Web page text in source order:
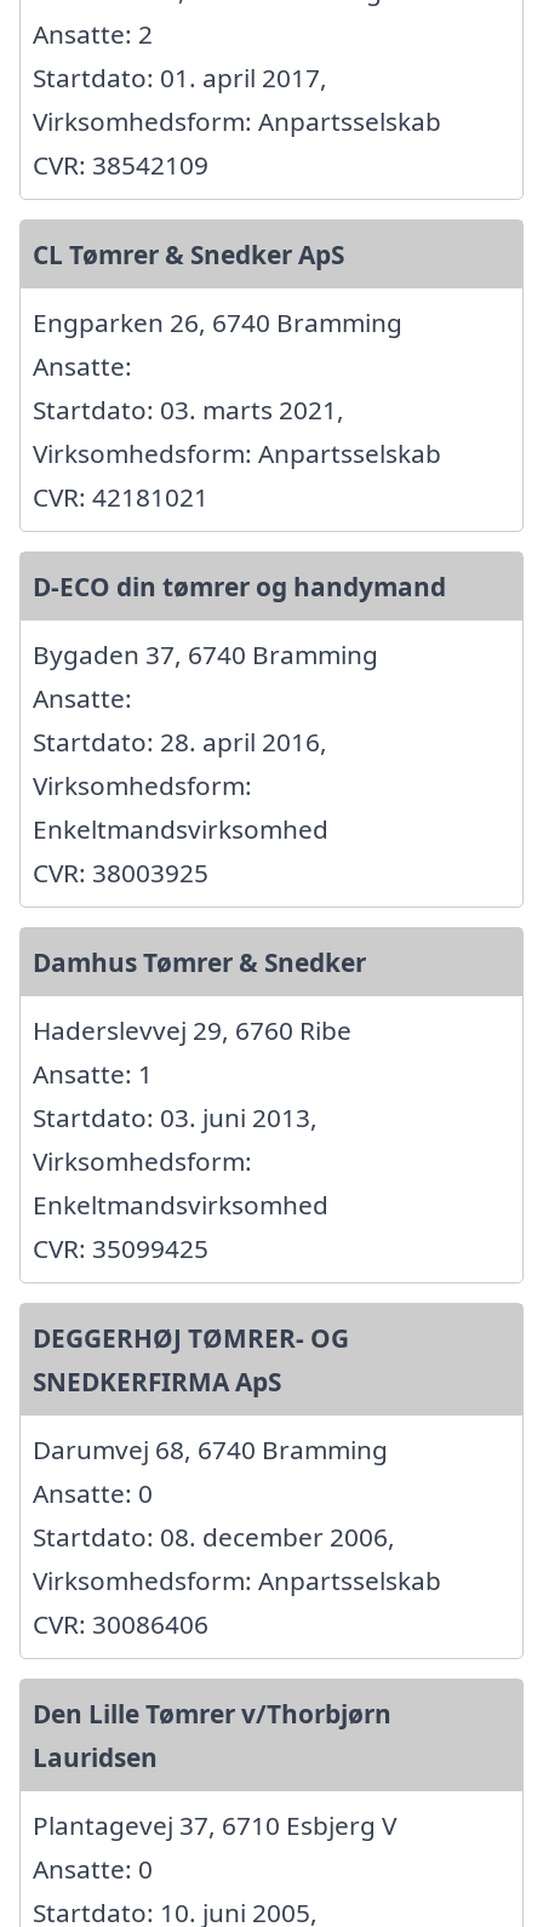
Ansatte: 2
Startdato: 01. april 2017,
Virksomhedsform: Anpartsselskab
CVR: 38542109
CL Tømrer & Snedker ApS
Engparken 26, 6740 Bramming
Ansatte:
Startdato: 03. marts 2021,
Virksomhedsform: Anpartsselskab
CVR: 42181021
D-ECO din tømrer og handymand
Bygaden 37, 6740 Bramming
Ansatte:
Startdato: 28. april 2016,
Virksomhedsform:
Enkeltmandsvirksomhed
CVR: 38003925
Damhus Tømrer & Snedker
Haderslevvej 29, 6760 Ribe
Ansatte: 1
Startdato: 03. juni 2013,
Virksomhedsform:
Enkeltmandsvirksomhed
CVR: 35099425
DEGGERHØJ TØMRER- OG
SNEDKERFIRMA ApS
Darumvej 68, 6740 Bramming
Ansatte: 0
Startdato: 08. december 2006,
Virksomhedsform: Anpartsselskab
CVR: 30086406
Den Lille Tømrer v/Thorbjørn
Lauridsen
Plantagevej 37, 6710 Esbjerg V
Ansatte: 0
Startdato: 10. juni 2005,